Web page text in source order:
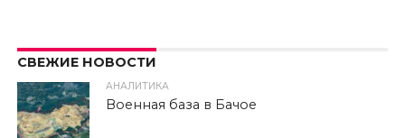
СВЕЖИЕ НОВОСТИ
АНАЛИТИКА
Военная база в Бачое